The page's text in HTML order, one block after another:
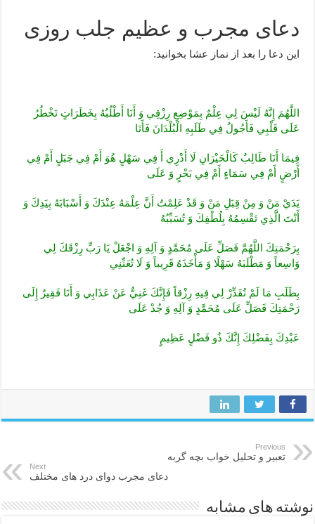
دعای مجرب و عظیم جلب روزی
این دعا را بعد از نماز عشا بخوانید:
اللَّهُمَ‏ إِنَّهُ‏ لَيْسَ‏ لِي‏ عِلْمٌ‏ بِمَوْضِعِ رِزْقِي وَ أَنَا أَطْلُبُهُ بِخَطَرَاتٍ تَخْطُرُ
عَلَى قَلْبِي فَأَجُولُ فِي طَلَبِهِ الْبُلْدَانَ فَأَنَا
فِيمَا أَنَا طَالِبٌ كَالْحَيْرَانِ لَا أَدْرِي أَ فِي سَهْلٍ هُوَ أَمْ فِي جَبَلٍ أَمْ فِي
أَرْضٍ أَمْ فِي سَمَاءٍ أَمْ فِي بَحْرٍ وَ عَلَى
يَدَيْ مَنْ وَ مِنْ قِبَلِ مَنْ وَ قَدْ عَلِمْتُ أَنَّ عِلْمَهُ عِنْدَكَ وَ أَسْبَابَهُ بِيَدِكَ وَ
أَنْتَ الَّذِي تَقْسِمُهُ بِلُطْفِكَ وَ تُسَبِّبُهُ
بِرَحْمَتِكَ اللَّهُمَّ فَصَلِّ عَلَى مُحَمَّدٍ وَ آلِهِ وَ اجْعَلْ يَا رَبِّ رِزْقَكَ لِي
وَاسِعاً وَ مَطْلَبَهُ سَهْلًا وَ مَأْخَذَهُ قَرِيباً وَ لَا تُعَنِّنِي
بِطَلَبِ مَا لَمْ تُقَدِّرْ لِي فِيهِ رِزْقاً فَإِنَّكَ غَنِيٌّ عَنْ عَذَابِي وَ أَنَا فَقِيرٌ إِلَى
رَحْمَتِكَ فَصَلِّ عَلَى مُحَمَّدٍ وَ آلِهِ وَ جُدْ عَلَى
عَبْدِكَ بِفَضْلِكَ إِنَّكَ‏ ذُو فَضْلٍ عَظِيمٍ
Previous
تعبیر و تحلیل خواب بچه گربه
Next
دعای مجرب دوای درد های مختلف
نوشته های مشابه